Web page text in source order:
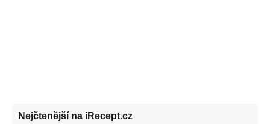
Nejčtenější na iRecept.cz